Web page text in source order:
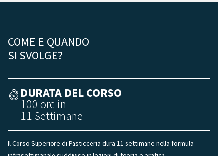
COME E QUANDO
SI SVOLGE?
DURATA DEL CORSO
100 ore in
11 Settimane
Il Corso Superiore di Pasticceria dura 11 settimane nella formula